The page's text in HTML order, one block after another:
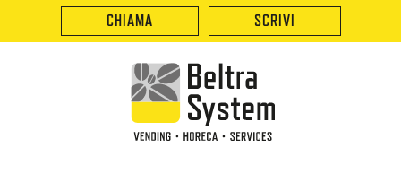
CHIAMA SCRIVI